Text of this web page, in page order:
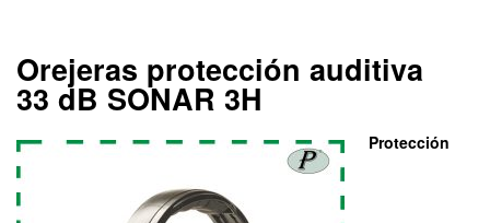
Orejeras protección auditiva
33 dB SONAR 3H
Protección